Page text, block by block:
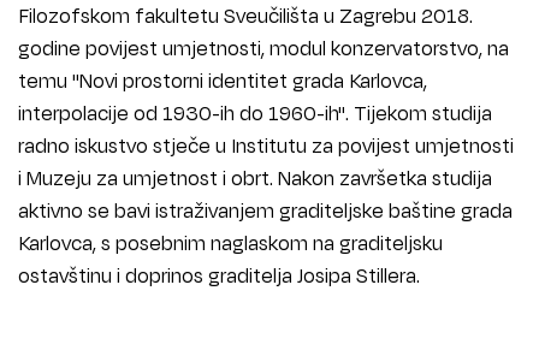
Filozofskom fakultetu Sveučilišta u Zagrebu 2018.
godine povijest umjetnosti, modul konzervatorstvo, na
temu "Novi prostorni identitet grada Karlovca,
interpolacije od 1930-ih do 1960-ih". Tijekom studija
radno iskustvo stječe u Institutu za povijest umjetnosti
i Muzeju za umjetnost i obrt. Nakon završetka studija
aktivno se bavi istraživanjem graditeljske baštine grada
Karlovca, s posebnim naglaskom na graditeljsku
ostavštinu i doprinos graditelja Josipa Stillera.